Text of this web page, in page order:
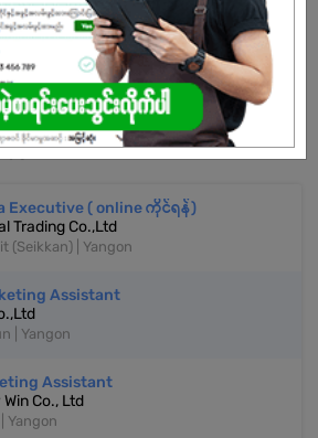
have an account?
REGISTER NOW!
Executive ( online ကိုင်ရန်)
Trading Co.,Ltd
(Seikkan) | Yangon
Assistant
| Yangon
Assistant
Co., Ltd
Yangon